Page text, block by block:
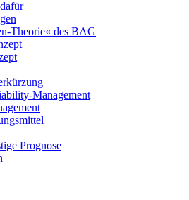
Theorie« des BAG
Management
Prognose